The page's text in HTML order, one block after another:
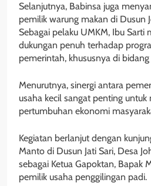
Selanjutnya, Babinsa juga
pemilik warung makan di Dusun
Sebagai pelaku UMKM, Ibu Sarti
dukungan penuh terhadap
pemerintah, khususnya di
Menurutnya, sinergi antara
usaha kecil sangat penting
pertumbuhan ekonomi
Kegiatan berlanjut dengan
Manto di Dusun Jati Sari, Desa
sebagai Ketua Gapoktan, Bapak
pemilik usaha penggilingan padi.